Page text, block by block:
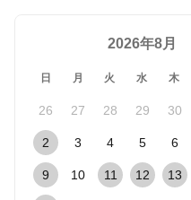
2026年8月
日 月 火 水 木
26 27 28 29 30
2 3 4 5 6
9 10 11 12 13